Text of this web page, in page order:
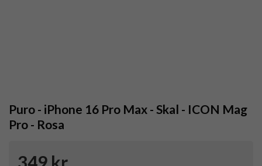
Puro - iPhone 16 Pro Max - Skal - ICON Mag
Pro - Rosa